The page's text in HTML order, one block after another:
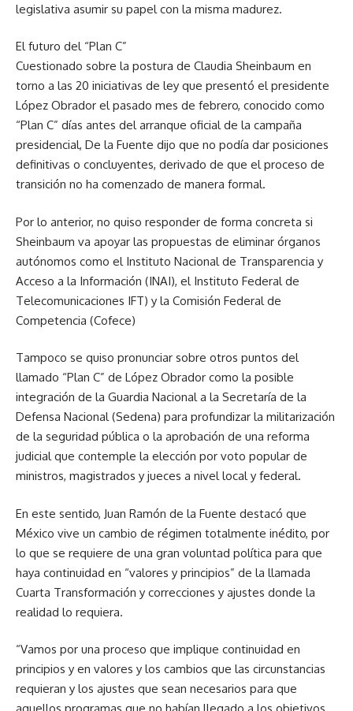
legislativa asumir su papel con la misma madurez.
El futuro del “Plan C”
Cuestionado sobre la postura de Claudia Sheinbaum en
torno a las 20 iniciativas de ley que presentó el presidente
López Obrador el pasado mes de febrero, conocido como
“Plan C” días antes del arranque oficial de la campaña
presidencial, De la Fuente dijo que no podía dar posiciones
definitivas o concluyentes, derivado de que el proceso de
transición no ha comenzado de manera formal.
Por lo anterior, no quiso responder de forma concreta si
Sheinbaum va apoyar las propuestas de eliminar órganos
autónomos como el Instituto Nacional de Transparencia y
Acceso a la Información (INAI), el Instituto Federal de
Telecomunicaciones IFT) y la Comisión Federal de
Competencia (Cofece)
Tampoco se quiso pronunciar sobre otros puntos del
llamado “Plan C” de López Obrador como la posible
integración de la Guardia Nacional a la Secretaría de la
Defensa Nacional (Sedena) para profundizar la militarización
de la seguridad pública o la aprobación de una reforma
judicial que contemple la elección por voto popular de
ministros, magistrados y jueces a nivel local y federal.
En este sentido, Juan Ramón de la Fuente destacó que
México vive un cambio de régimen totalmente inédito, por
lo que se requiere de una gran voluntad política para que
haya continuidad en “valores y principios” de la llamada
Cuarta Transformación y correcciones y ajustes donde la
realidad lo requiera.
“Vamos por una proceso que implique continuidad en
principios y en valores y los cambios que las circunstancias
requieran y los ajustes que sean necesarios para que